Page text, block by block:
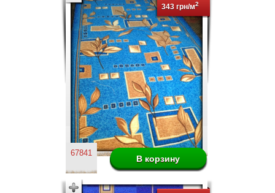
343 грн/м2
67841